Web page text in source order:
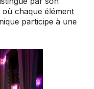
chaque élément
participe à une